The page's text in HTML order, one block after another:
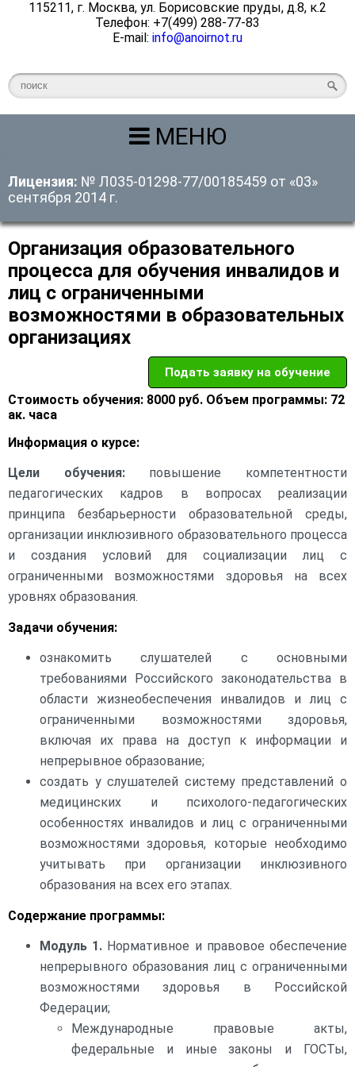
115211, г. Москва, ул. Борисовские пруды, д.8, к.2
Телефон: +7(499) 288-77-83
E-mail: info@anoirnot.ru
МЕНЮ
Лицензия: № Л035-01298-77/00185459 от «03»
сентября 2014 г.
Организация образовательного
процесса для обучения инвалидов и
лиц с ограниченными
возможностями в образовательных
организациях
Подать заявку на обучение
Стоимость обучения: 8000 руб. Объем программы: 72
ак. часа
Информация о курсе:
Цели обучения:повышение компетентности
педагогических кадров в вопросах реализации
принципа безбарьерности образовательной среды,
организации инклюзивного образовательного процесса
и создания условий для социализации лиц с
ограниченными возможностями здоровья на всех
уровнях образования.
Задачи обучения:
ознакомить слушателей с основными
требованиями Российского законодательства в
области жизнеобеспечения инвалидов и лиц с
ограниченными возможностями здоровья,
включая их права на доступ к информации и
непрерывное образование;
создать у слушателей систему представлений о
медицинских и психолого-педагогических
особенностях инвалидов и лиц с ограниченными
возможностями здоровья, которые необходимо
учитывать при организации инклюзивного
образования на всех его этапах.
Содержание программы:
Модуль 1. Нормативное и правовое обеспечение
непрерывного образования лиц с ограниченными
возможностями здоровья в Российской
Федерации;
Международные правовые акты,
федеральные и иные законы и ГОСТы,